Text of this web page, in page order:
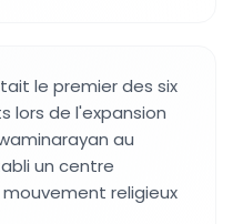
le premier des six
lors de l'expansion
au
un centre
religieux